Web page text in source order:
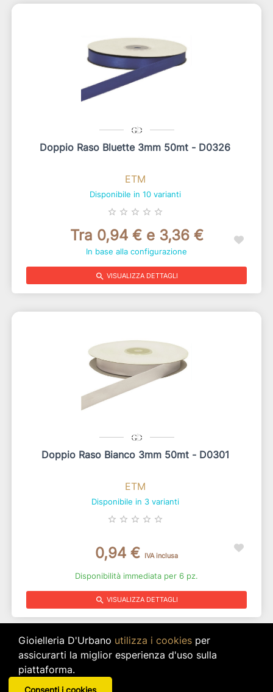
Doppio Raso Bluette 3mm 50mt - D0326
ETM
Disponibile in 10 varianti
star_border star_border star_border star_border star_border
Tra 0,94 € e 3,36 €
In base alla configurazione
search VISUALIZZA DETTAGLI
Doppio Raso Bianco 3mm 50mt - D0301
ETM
Disponibile in 3 varianti
star_border star_border star_border star_border star_border
0,94 € IVA inclusa
Disponibilità immediata per 6 pz.
search VISUALIZZA DETTAGLI
Gioielleria D'Urbano utilizza i cookiesper
assicurarti la miglior esperienza d'uso sulla
piattaforma.
Consenti i cookies